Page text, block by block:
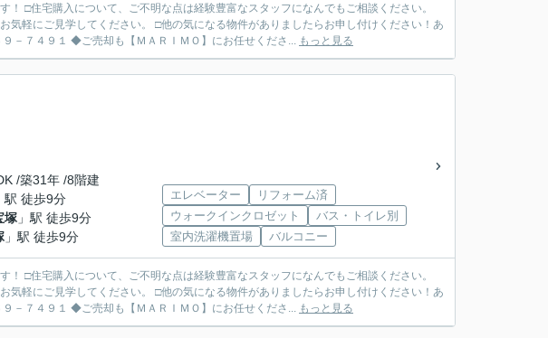
□住宅購入について、ご不明な点は経験豊富なスタッフになんでもご相談ください。
気軽にご見学してください。 □他の気になる物件がありましたらお申し付けください！あ
わせてご紹介させていただきます！ ■ＴＥＬ ０７９７－６９－７４９１ ◆ご売却も【ＭＡＲＩＭＯ】にお任せくださ... もっと見る
/築31年 /8階建
駅 徒歩9分
塚 」駅 徒歩9分
」駅 徒歩9分
エレベーター
リフォーム済
ウォークインクロゼット
バス・トイレ別
室内洗濯機置場
バルコニー
□住宅購入について、ご不明な点は経験豊富なスタッフになんでもご相談ください。
気軽にご見学してください。 □他の気になる物件がありましたらお申し付けください！あ
わせてご紹介させていただきます！ ■ＴＥＬ ０７９７－６９－７４９１ ◆ご売却も【ＭＡＲＩＭＯ】にお任せくださ... もっと見る